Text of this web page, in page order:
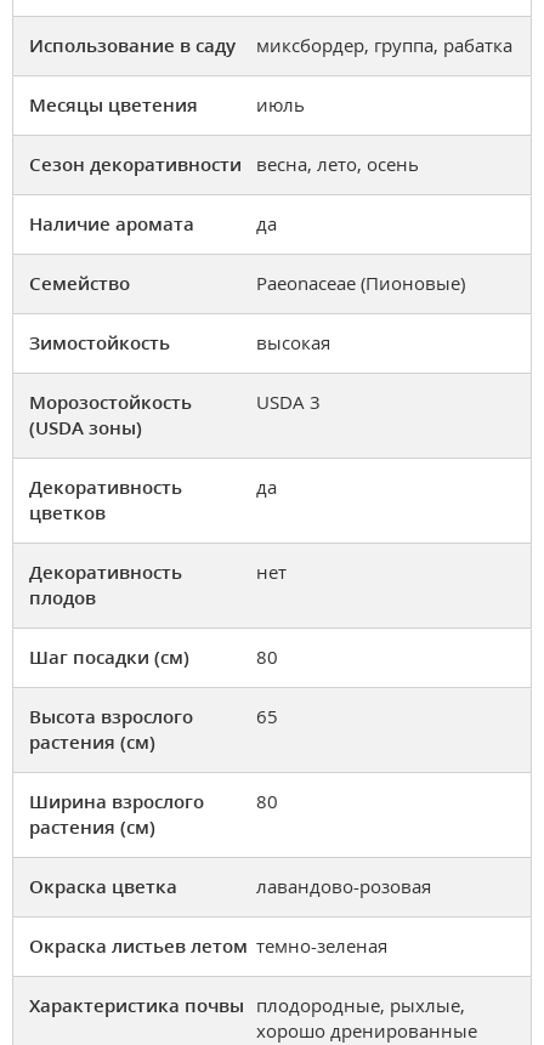
Использование в саду миксбордер, группа, рабатка
Месяцы цветения июль
Сезон декоративности весна, лето, осень
Наличие аромата да
Семейство Paeonaceae (Пионовые)
Зимостойкость высокая
Морозостойкость
(USDA зоны)
USDA 3
Декоративность
цветков
да
Декоративность
плодов
нет
Шаг посадки (см) 80
Высота взрослого
растения (см)
65
Ширина взрослого
растения (см)
80
Окраска цветка лавандово-розовая
Окраска листьев летом темно-зеленая
Характеристика почвы плодородные, рыхлые,
хорошо дренированные